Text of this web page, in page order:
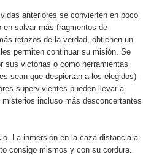
anteriores se convierten en poco
salvar más fragmentos de
retazos de la verdad, obtienen un
permiten continuar su misión. Se
sus victorias o como herramientas
sean que despiertan a los elegidos)
supervivientes pueden llevar a
incluso más desconcertantes
La inmersión en la caza distancia a
consigo mismos y con su cordura.